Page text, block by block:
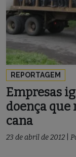
REPORTAGEM
Empresas
doença que
cana
23 de abril de 2012